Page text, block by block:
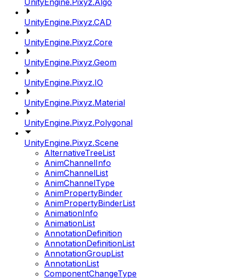
UnityEngine.Pixyz.Algo
UnityEngine.Pixyz.CAD
UnityEngine.Pixyz.Core
UnityEngine.Pixyz.Geom
UnityEngine.Pixyz.IO
UnityEngine.Pixyz.Material
UnityEngine.Pixyz.Polygonal
UnityEngine.Pixyz.Scene
AlternativeTreeList
AnimChannelInfo
AnimChannelList
AnimChannelType
AnimPropertyBinder
AnimPropertyBinderList
AnimationInfo
AnimationList
AnnotationDefinition
AnnotationDefinitionList
AnnotationGroupList
AnnotationList
ComponentChangeType